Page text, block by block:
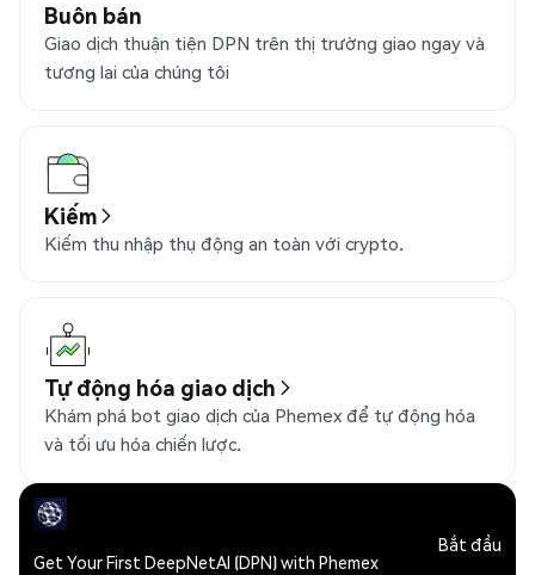
Buôn bán
Giao dịch thuận tiện DPN trên thị trường giao ngay và
tương lai của chúng tôi
Kiếm
Kiếm thu nhập thụ động an toàn với crypto.
Tự động hóa giao dịch
Khám phá bot giao dịch của Phemex để tự động hóa
và tối ưu hóa chiến lược.
Get Your First DeepNetAI (DPN) with Phemex
Bắt đầu